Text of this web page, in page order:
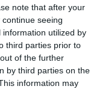
note that after your
seeing
utilized by
third parties prior to
of the further
by third parties on the
information may
στήριξη των
που επλήγησαν
του καλοκαιριού
Έβρου, άνοιξε